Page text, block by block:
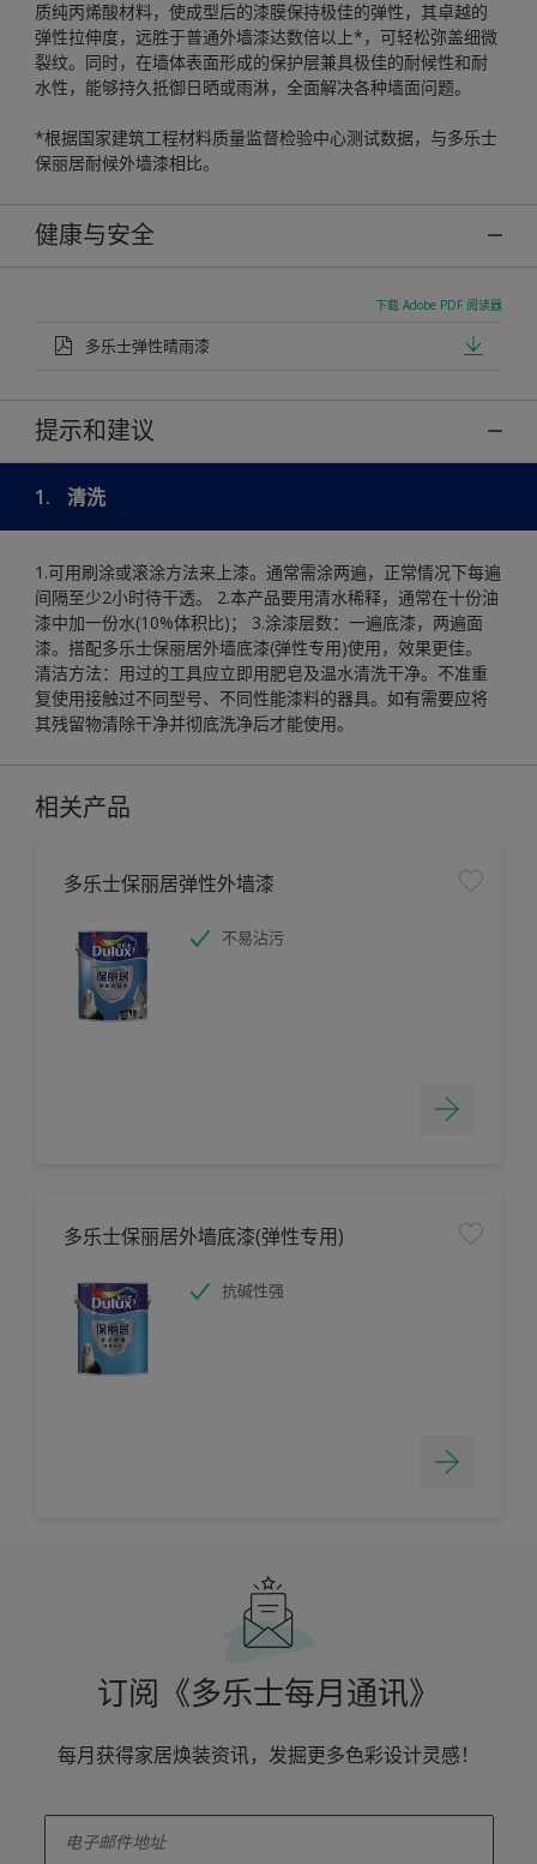
质纯丙烯酸材料，使成型后的漆膜保持极佳的弹性，其卓越的
弹性拉伸度，远胜于普通外墙漆达数倍以上*，可轻松弥盖细微
裂纹。同时，在墙体表面形成的保护层兼具极佳的耐候性和耐
水性，能够持久抵御日晒或雨淋，全面解决各种墙面问题。
*根据国家建筑工程材料质量监督检验中心测试数据，与多乐士
保丽居耐候外墙漆相比。
健康与安全
下载 Adobe PDF 阅读器
多乐士弹性晴雨漆
提示和建议
1. 清洗
1.可用刷涂或滚涂方法来上漆。通常需涂两遍，正常情况下每遍
间隔至少2小时待干透。 2.本产品要用清水稀释，通常在十份油
漆中加一份水(10%体积比)； 3.涂漆层数：一遍底漆，两遍面
漆。搭配多乐士保丽居外墙底漆(弹性专用)使用，效果更佳。
清洁方法：用过的工具应立即用肥皂及温水清洗干净。不准重
复使用接触过不同型号、不同性能漆料的器具。如有需要应将
其残留物清除干净并彻底洗净后才能使用。
相关产品
多乐士保丽居弹性外墙漆
不易沾污
多乐士保丽居外墙底漆(弹性专用)
抗碱性强
订阅《多乐士每月通讯》
每月获得家居焕装资讯，发掘更多色彩设计灵感！